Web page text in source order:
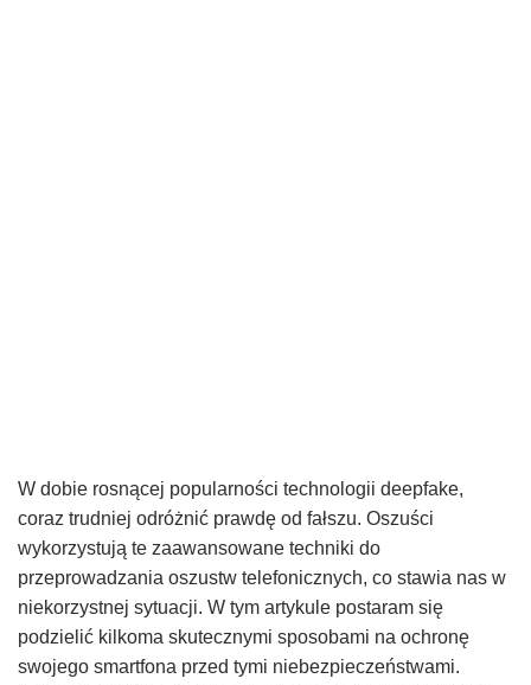
W dobie rosnącej popularności technologii deepfake,
coraz trudniej odróżnić prawdę od fałszu. Oszuści
wykorzystują te zaawansowane techniki do
przeprowadzania oszustw telefonicznych, co stawia nas w
niekorzystnej sytuacji. W tym artykule postaram się
podzielić kilkoma skutecznymi sposobami na ochronę
swojego smartfona przed tymi niebezpieczeństwami.